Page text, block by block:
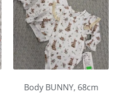
Body BUNNY, 68cm